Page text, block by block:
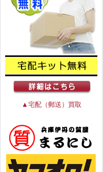
▲宅配（郵送）買取